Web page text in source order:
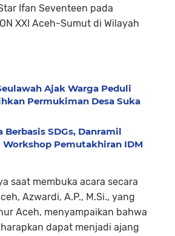
Ifan Seventeen pada
XXI Aceh-Sumut di Wilayah
Ajak Warga Peduli
Permukiman Desa Suka
Berbasis SDGs, Danramil
Pemutakhiran IDM
saat membuka acara secara
Azwardi, A.P., M.Si., yang
Aceh, menyampaikan bahwa
dapat menjadi ajang